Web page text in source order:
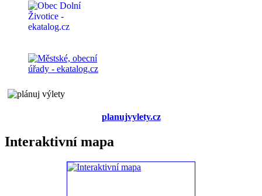
planujvylety.cz
Interaktivní mapa